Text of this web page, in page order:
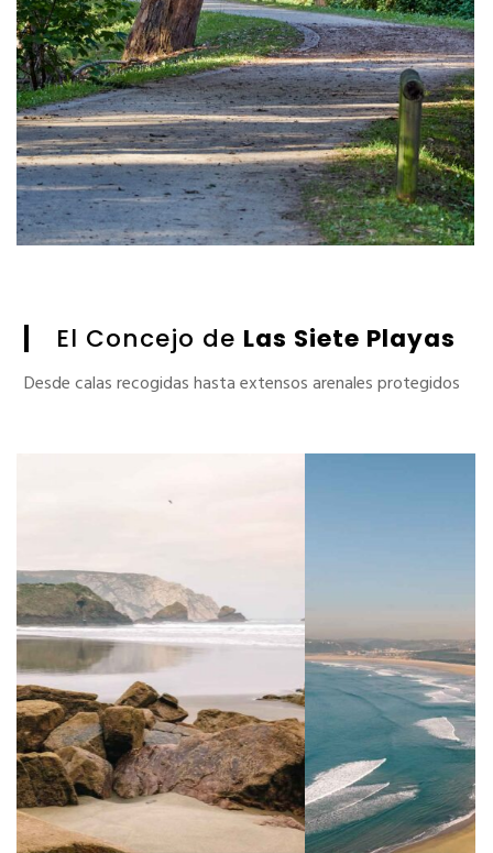
El Concejo de Las Siete Playas
Desde calas recogidas hasta extensos arenales protegidos